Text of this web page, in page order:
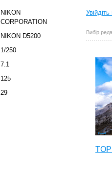
NIKON
CORPORATION
NIKON D5200
1/250
7.1
125
29
Вибір